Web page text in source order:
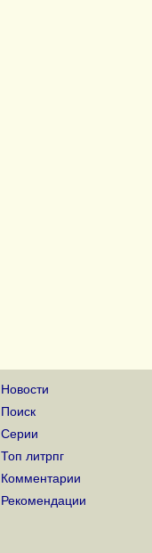
Новости
Поиск
Серии
Топ литрпг
Комментарии
Рекомендации